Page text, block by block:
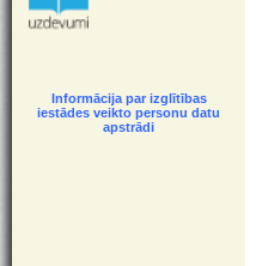
Informācija par izglītības
iestādes veikto personu datu
apstrādi